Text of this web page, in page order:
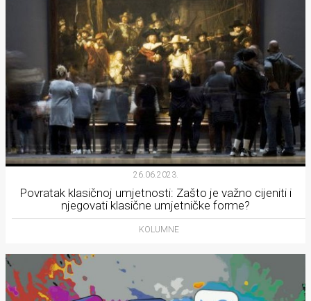
Aktuelnosti
Promo
About
Urban
Magazin
26.06.2023.
Povratak klasičnoj umjetnosti: Zašto je važno cijeniti i
njegovati klasične umjetničke forme?
KOLUMNE